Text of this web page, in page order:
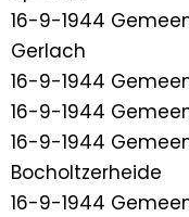
16-9-1944
Gerlach
16-9-1944
16-9-1944
16-9-1944
Bocholtzerheide
16-9-1944